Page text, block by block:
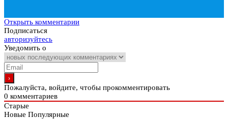
Открыть комментарии
Подписаться
авторизуйтесь
Уведомить о
Пожалуйста, войдите, чтобы прокомментировать
0 комментариев
Старые
Новые Популярные